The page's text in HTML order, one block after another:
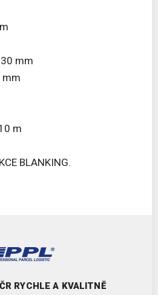
mm
mm
m
BLANKING.
RYCHLE A KVALITNĚ